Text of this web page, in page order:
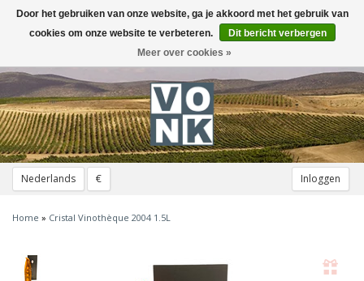
Nederlands € Inloggen
Toggle
navigation
Home » Cristal Vinothèque 2004 1.5L
Door het gebruiken van onze website, ga je akkoord met het gebruik van
cookies om onze website te verbeteren.
Dit bericht verbergen
Meer over cookies »